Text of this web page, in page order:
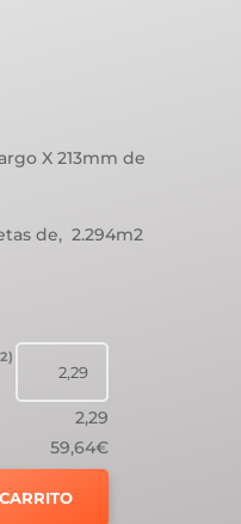
X 213mm de
de, 2.294m2
2,29
59,64€